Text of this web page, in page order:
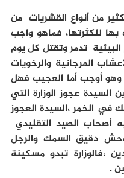
من أنواع القشريات من
للكثرتها، فماهو واجب
تدمر وتقتل كل يوم
المرجانية والرخويات
وهو أوجب أما العجيب فهل
السيدة عجوز الوزارة التي
في الخمر ،السيدة العجوز
أصحاب الصيد التقليدي
وحش دقيق السمك والرجل
تبدو مسكينة
.